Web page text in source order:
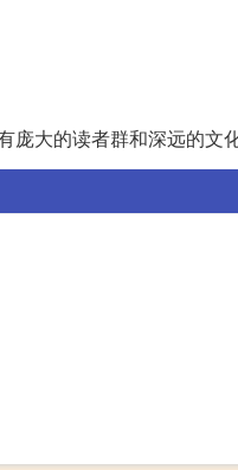
庞大的读者群和深远的文